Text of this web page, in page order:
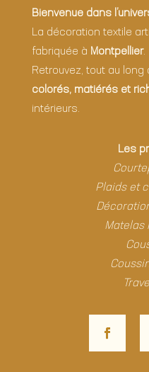
Bienvenue dans
La décoration textile
fabriquée à Montpellier.
Retrouvez, tout au
colorés, matiérés et
intérieurs.
Les
Plaids et
Matelas